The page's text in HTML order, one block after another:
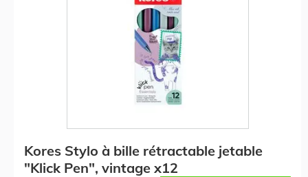
Kores Stylo à bille rétractable jetable
"Klick Pen", vintage x12